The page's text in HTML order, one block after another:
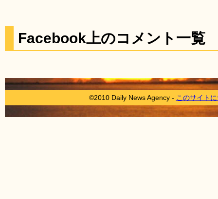
Facebook上のコメント一覧
©2010 Daily News Agency - このサイト